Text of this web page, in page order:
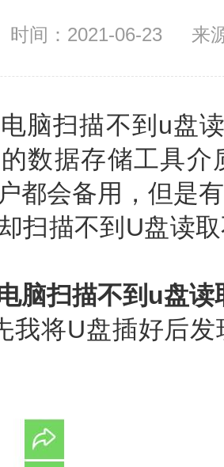
时间：2021-06-23 来
扫描不到u盘读
数据存储工具
都会备用，但是
扫描不到U盘读
扫描不到u盘读
将U盘插好后发